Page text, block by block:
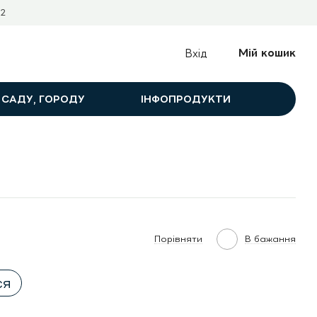
Вхід Мій кошик
ГОРОДУ ІНФОПРОДУКТИ
Порівняти В бажання